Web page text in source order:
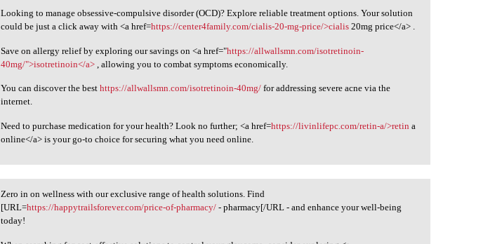
Looking to manage obsessive
Looking to manage obsessive-compulsive disorder (OCD)? Explore reliable treatment options. Your solution
could be just a click away with <a href=https://center4family.com/cialis-20-mg-price/>cialis 20mg price</a> .
Save on allergy relief by exploring our savings on <a href="https://allwallsmn.com/isotretinoin-
40mg/">isotretinoin</a> , allowing you to combat symptoms economically.
You can discover the besthttps://allwallsmn.com/isotretinoin-40mg/ for addressing severe acne via the
internet.
Need to purchase medication for your health? Look no further; <a href=https://livinlifepc.com/retin-a/>retin a
online</a> is your go-to choice for securing what you need online.
Zero in on wellness with our
Zero in on wellness with our exclusive range of health solutions. Find
[URL=https://happytrailsforever.com/price-of-pharmacy/ - pharmacy[/URL - and enhance your well-being
today!